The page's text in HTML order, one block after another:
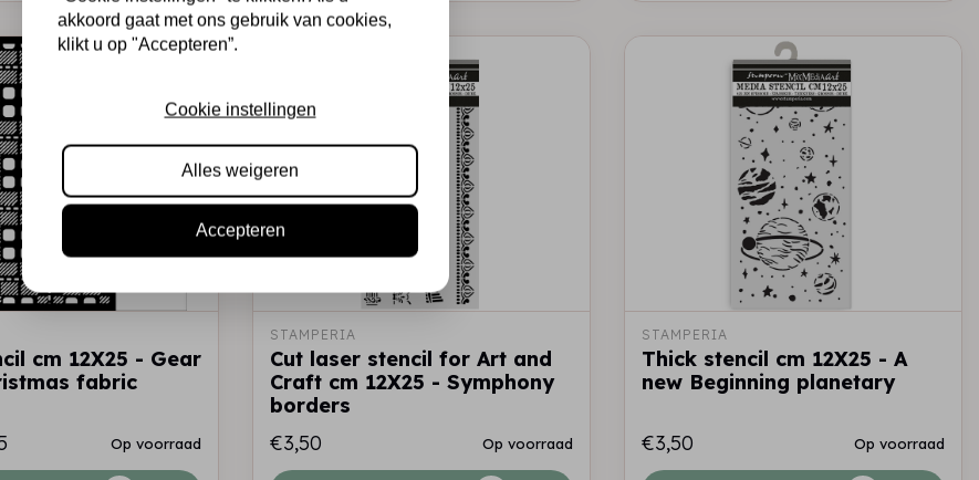
cm 12X25 - Gear
fabric
Op voorraad
STAMPERIA
Cut laser stencil for Art and
Craft cm 12X25 - Symphony
borders
€3,50
Op voorraad
STAMPERIA
Thick stencil cm 12X25 - A
new Beginning planetary
€3,50 Op voorraad
akkoord gaat met ons gebruik van cookies,
klikt u op "Accepteren”.
Cookie instellingen
Alles weigeren
Accepteren